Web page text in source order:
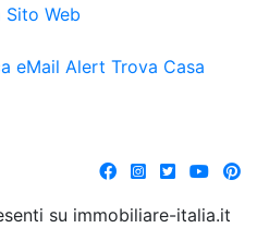
Web
eMail Alert Trova Casa
su immobiliare-italia.it